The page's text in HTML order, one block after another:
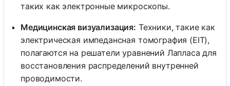
таких как электронные микроскопы.
Медицинская визуализация: Техники, такие как
электрическая импедансная томография (EIT),
полагаются на решатели уравнений Лапласа для
восстановления распределений внутренней
проводимости.